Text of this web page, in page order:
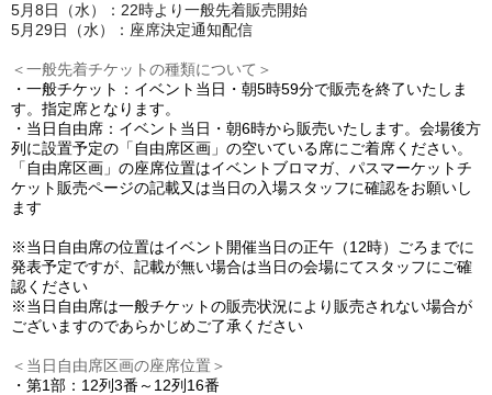
5月8日（水）：22時より一般先着販売開始
5月29日（水）：座席決定通知配信
＜一般先着チケットの種類について＞
・一般チケット：イベント当日・朝5時59分で販売を終了いたしま
す。指定席となります。
・当日自由席：イベント当日・朝6時から販売いたします。会場後方
列に設置予定の「自由席区画」の空いている席にご着席ください。
「自由席区画」の座席位置はイベントブロマガ、パスマーケットチ
ケット販売ページの記載又は当日の入場スタッフに確認をお願いし
ます
※当日自由席の位置はイベント開催当日の正午（12時）ごろまでに
発表予定ですが、記載が無い場合は当日の会場にてスタッフにご確
認ください
※当日自由席は一般チケットの販売状況により販売されない場合が
ございますのであらかじめご了承ください
＜当日自由席区画の座席位置＞
・第1部：12列3番～12列16番